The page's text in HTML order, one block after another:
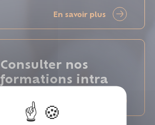
En savoir plus
Consulter nos
formations intra